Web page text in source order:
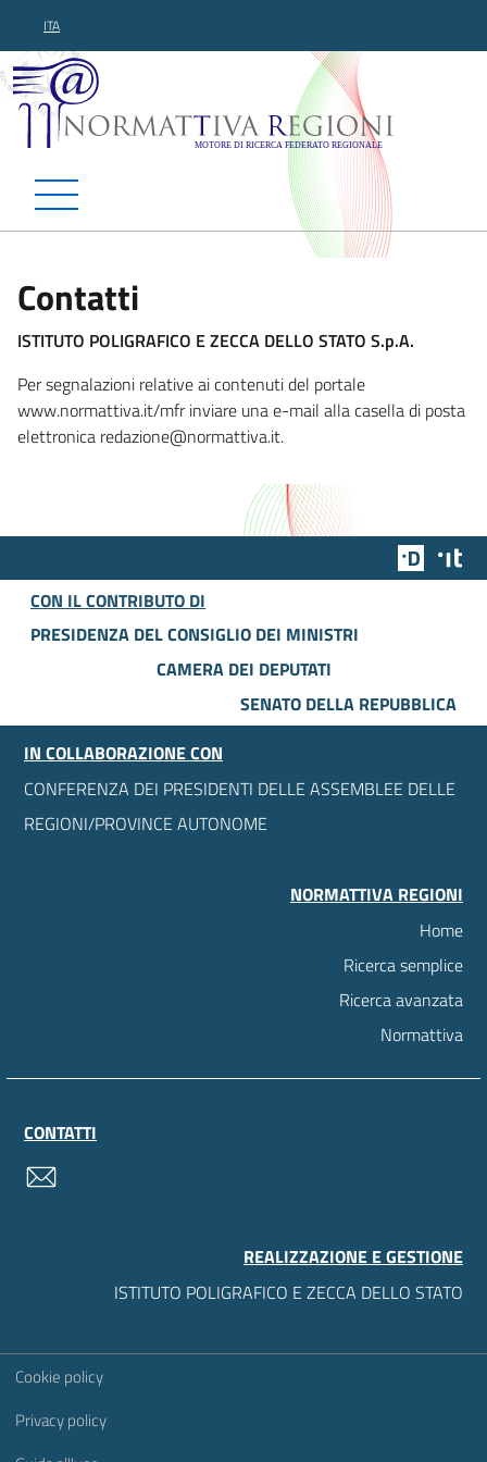
ITA
Normattiva Regioni -
Contatti
ISTITUTO POLIGRAFICO E ZECCA DELLO STATO S.p.A.
Per segnalazioni relative ai contenuti del portale
www.normattiva.it/mfr inviare una e-mail alla casella di posta
elettronica redazione@normattiva.it.
Team
CON IL CONTRIBUTO DI
PRESIDENZA DEL CONSIGLIO DEI MINISTRI
CAMERA DEI DEPUTATI
SENATO DELLA REPUBBLICA
IN COLLABORAZIONE CON
CONFERENZA DEI PRESIDENTI DELLE ASSEMBLEE DELLE
REGIONI/PROVINCE AUTONOME
NORMATTIVA REGIONI
Home
Ricerca semplice
Ricerca avanzata
Normattiva
CONTATTI
REALIZZAZIONE E GESTIONE
ISTITUTO POLIGRAFICO E ZECCA DELLO STATO
Sezione Link Utili
Cookie policy
Privacy policy